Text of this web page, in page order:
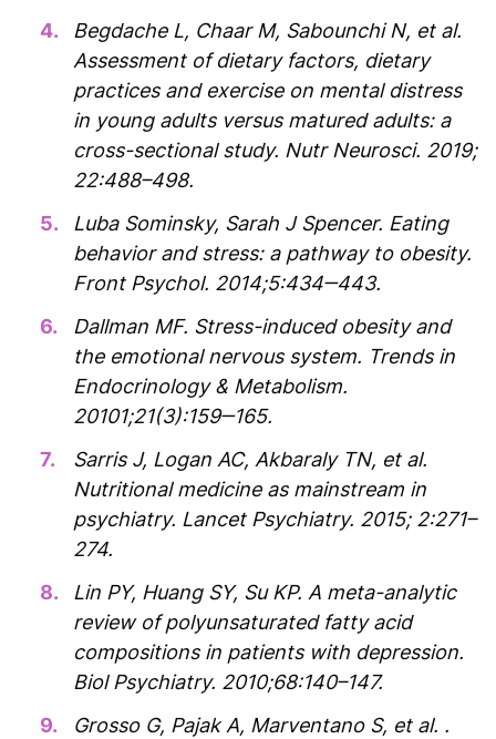
Begdache L, Chaar M, Sabounchi N, et al.
Assessment of dietary factors, dietary
practices and exercise on mental distress
in young adults versus matured adults: a
cross-sectional study. Nutr Neurosci. 2019;
22:488–498.
Luba Sominsky, Sarah J Spencer. Eating
behavior and stress: a pathway to obesity.
Front Psychol. 2014;5:434‒443.
Dallman MF. Stress-induced obesity and
the emotional nervous system. Trends in
Endocrinology & Metabolism.
20101;21(3):159‒165.
Sarris J, Logan AC, Akbaraly TN, et al.
Nutritional medicine as mainstream in
psychiatry. Lancet Psychiatry. 2015; 2:271–
274.
Lin PY, Huang SY, Su KP. A meta-analytic
review of polyunsaturated fatty acid
compositions in patients with depression.
Biol Psychiatry. 2010;68:140–147.
Grosso G, Pajak A, Marventano S, et al. .